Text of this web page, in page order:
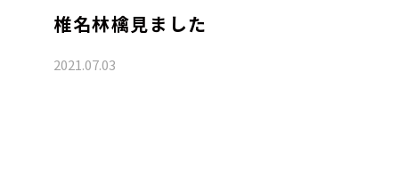
椎名林檎見ました
2021.07.03